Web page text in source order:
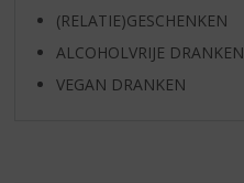
(RELATIE)GESCHENKEN
ALCOHOLVRIJE DRANKEN
VEGAN DRANKEN